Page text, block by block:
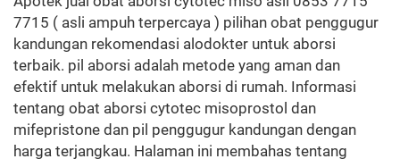
7715 ( asli ampuh terpercaya ) pilihan obat penggugur
kandungan rekomendasi alodokter untuk aborsi
terbaik. pil aborsi adalah metode yang aman dan
efektif untuk melakukan aborsi di rumah. Informasi
tentang obat aborsi cytotec misoprostol dan
mifepristone dan pil penggugur kandungan dengan
harga terjangkau. Halaman ini membahas tentang